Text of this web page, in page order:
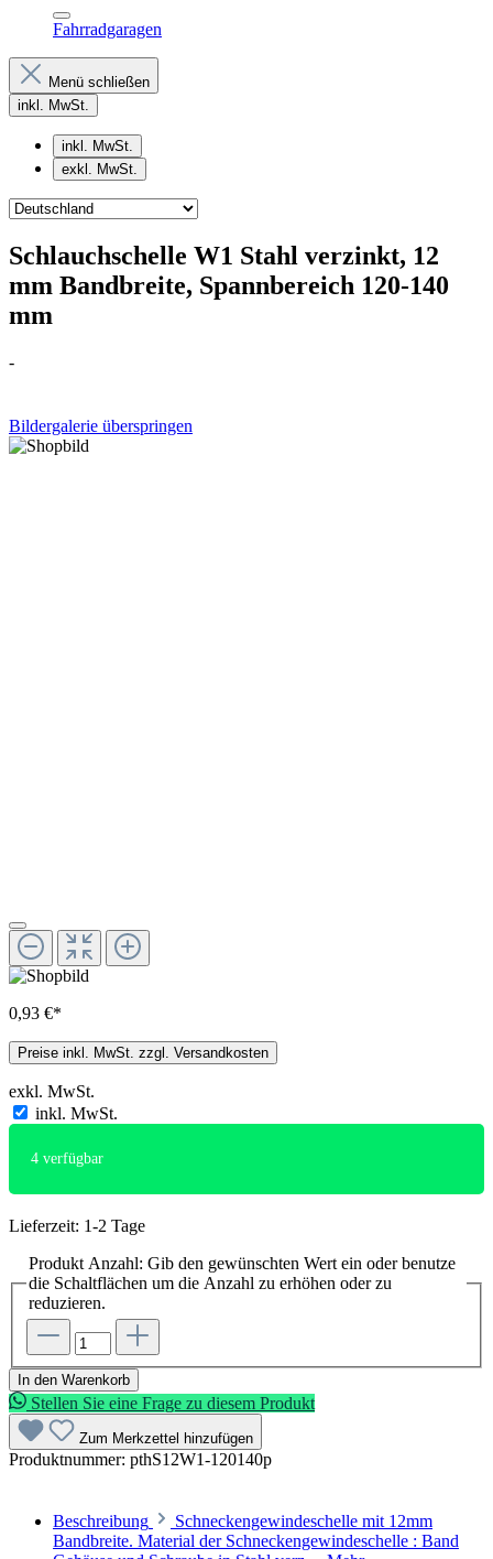
Fahrradgaragen
Menü schließen
inkl. MwSt.
inkl. MwSt.
exkl. MwSt.
Schlauchschelle W1 Stahl verzinkt, 12
mm Bandbreite, Spannbereich 120-140
mm
-
Bildergalerie überspringen
0,93 €*
Preise inkl. MwSt. zzgl. Versandkosten
exkl. MwSt.
inkl. MwSt.
4 verfügbar
Lieferzeit: 1-2 Tage
Produkt Anzahl: Gib den gewünschten Wert ein oder benutze
die Schaltflächen um die Anzahl zu erhöhen oder zu
reduzieren.
In den Warenkorb
Stellen Sie eine Frage zu diesem Produkt
Zum Merkzettel hinzufügen
Produktnummer: pthS12W1-120140p
Beschreibung
Schneckengewindeschelle mit 12mm
Bandbreite. Material der Schneckengewindeschelle : Band